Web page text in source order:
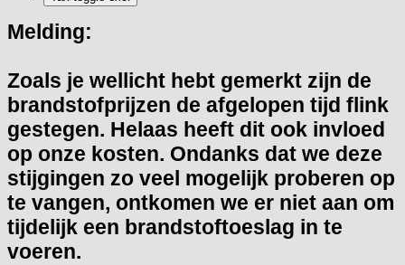
Melding:
Zoals je wellicht hebt gemerkt zijn de
brandstofprijzen de afgelopen tijd flink
gestegen. Helaas heeft dit ook invloed
op onze kosten. Ondanks dat we deze
stijgingen zo veel mogelijk proberen op
te vangen, ontkomen we er niet aan om
tijdelijk een brandstoftoeslag in te
voeren.